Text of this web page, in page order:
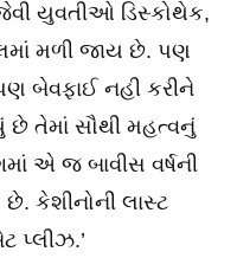
યુવતીઓ ડિસ્કોથેક,
મળી જાય છે. પણ
બેવફાઈ નહી કરીને
તેમાં સૌથી મહત્વનું
એ જ બાવીસ વર્ષની
છે. કેશીનોની લાસ્ટ
પ્લીઝ.’